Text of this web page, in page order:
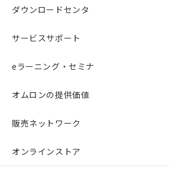
ダウンロードセンタ
サービスサポート
eラーニング・セミナ
オムロンの提供価値
販売ネットワーク
オンラインストア